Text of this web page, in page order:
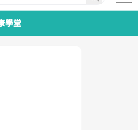
學堂